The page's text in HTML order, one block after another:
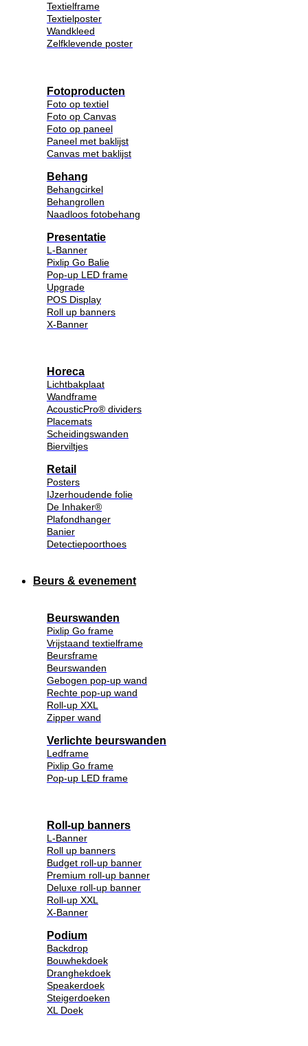
Textielframe
Textielposter
Wandkleed
Zelfklevende poster
Fotoproducten
Foto op textiel
Foto op Canvas
Foto op paneel
Paneel met baklijst
Canvas met baklijst
Behang
Behangcirkel
Behangrollen
Naadloos fotobehang
Presentatie
L-Banner
Pixlip Go Balie
Pop-up LED frame
Upgrade
POS Display
Roll up banners
X-Banner
Horeca
Lichtbakplaat
Wandframe
AcousticPro® dividers
Placemats
Scheidingswanden
Bierviltjes
Retail
Posters
IJzerhoudende folie
De Inhaker®
Plafondhanger
Banier
Detectiepoorthoes
Beurs & evenement
Beurswanden
Pixlip Go frame
Vrijstaand textielframe
Beursframe
Beurswanden
Gebogen pop-up wand
Rechte pop-up wand
Roll-up XXL
Zipper wand
Verlichte beurswanden
Ledframe
Pixlip Go frame
Pop-up LED frame
Roll-up banners
L-Banner
Roll up banners
Budget roll-up banner
Premium roll-up banner
Deluxe roll-up banner
Roll-up XXL
X-Banner
Podium
Backdrop
Bouwhekdoek
Dranghekdoek
Speakerdoek
Steigerdoeken
XL Doek